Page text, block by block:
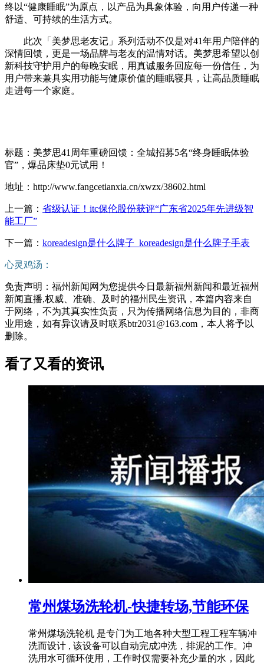
终以“健康睡眠”为原点，以产品为具象体验，向用户传递一种
舒适、可持续的生活方式。
此次「美梦思老友记」系列活动不仅是对41年用户陪伴的
深情回馈，更是一场品牌与老友的温情对话。美梦思希望以创
新科技守护用户的每晚安眠，用真诚服务回应每一份信任，为
用户带来兼具实用功能与健康价值的睡眠寝具，让高品质睡眠
走进每一个家庭。
标题：美梦思41周年重磅回馈：全城招募5名“终身睡眠体验
官”，爆品床垫0元试用！
地址：http://www.fangcetianxia.cn/xwzx/38602.html
上一篇： 省级认证！itc保伦股份获评“广东省2025年先进级智
能工厂”
下一篇： koreadesign是什么牌子_koreadesign是什么牌子手表
心灵鸡汤：
免责声明：福州新闻网为您提供今日最新福州新闻和最近福州
新闻直播,权威、准确、及时的福州民生资讯，本篇内容来自
于网络，不为其真实性负责，只为传播网络信息为目的，非商
业用途，如有异议请及时联系btr2031@163.com，本人将予以
删除。
看了又看的资讯
常州煤场洗轮机-快捷转场,节能环保
常州煤场洗轮机 是专门为工地各种大型工程工程车辆冲
洗而设计 , 该设备可以自动完成冲洗，排泥的工作。冲
洗用水可循环使用，工作时仅需要补充少量的水，因此